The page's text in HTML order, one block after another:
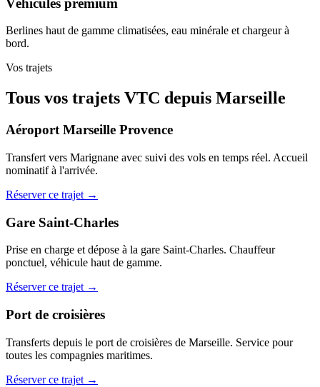
Berlines haut de gamme climatisées, eau minérale et chargeur à
bord.
Vos trajets
Tous vos trajets VTC depuis Marseille
Aéroport Marseille Provence
Transfert vers Marignane avec suivi des vols en temps réel. Accueil
nominatif à l'arrivée.
Réserver ce trajet →
Gare Saint-Charles
Prise en charge et dépose à la gare Saint-Charles. Chauffeur
ponctuel, véhicule haut de gamme.
Réserver ce trajet →
Port de croisières
Transferts depuis le port de croisières de Marseille. Service pour
toutes les compagnies maritimes.
Réserver ce trajet →